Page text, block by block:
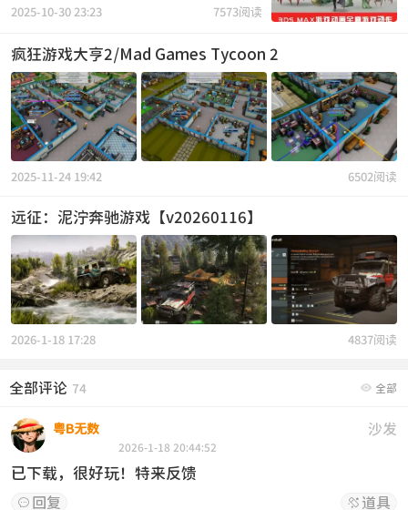
7573阅读
2025-10-30 23:23
疯狂游戏大亨2/Mad Games Tycoon 2
6502阅读
2025-11-24 19:42
远征：泥泞奔驰游戏【v20260116】
4837阅读
2026-1-18 17:28
 全部
全部评论 74
沙发
粤B无数
2026-1-18 20:44:52
已下载，很好玩！特来反馈
 回复  道具